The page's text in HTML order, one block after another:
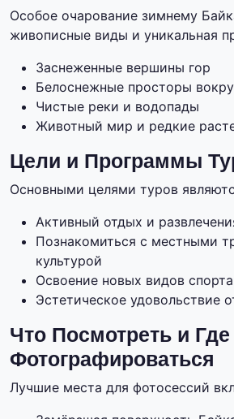
Особое очарование зимнему
живописные виды и уникальная
Заснеженные вершины гор
Белоснежные просторы
Чистые реки и водопады
Животный мир и редкие
Цели и Программы
Основными целями туров
Активный отдых и
Познакомиться с местными
культурой
Освоение новых видов
Эстетическое удовольствие
Что Посмотреть и
Фотографироваться
Лучшие места для фотосессий